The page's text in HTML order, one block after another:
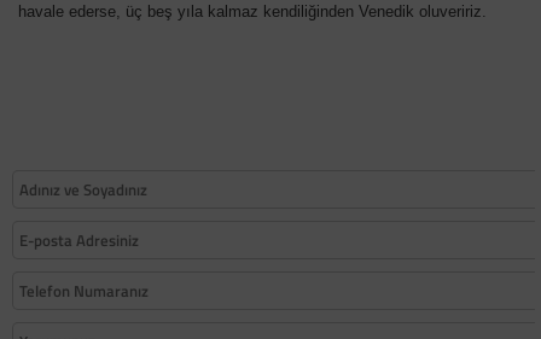
havale ederse, üç beş yıla kalmaz kendiliğinden Venedik oluveririz.